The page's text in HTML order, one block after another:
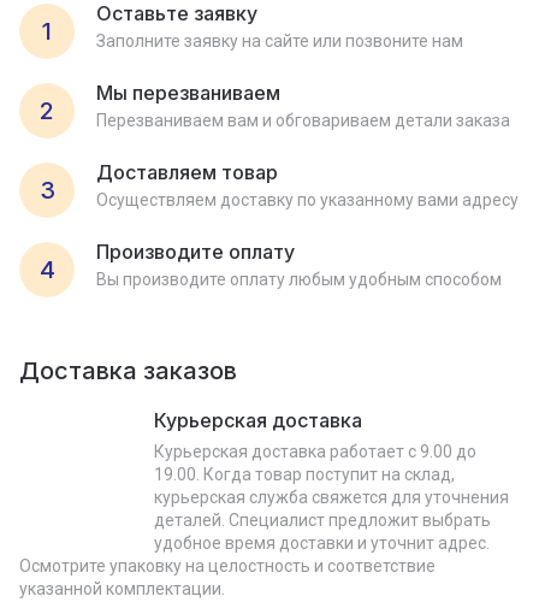
1
Оставьте заявку
Заполните заявку на сайте или позвоните нам
2
Мы перезваниваем
Перезваниваем вам и обговариваем детали заказа
3
Доставляем товар
Осуществляем доставку по указанному вами адресу
4
Производите оплату
Вы производите оплату любым удобным способом
Доставка заказов
Курьерская доставка
Курьерская доставка работает с 9.00 до
19.00. Когда товар поступит на склад,
курьерская служба свяжется для уточнения
деталей. Специалист предложит выбрать
удобное время доставки и уточнит адрес.
Осмотрите упаковку на целостность и соответствие
указанной комплектации.